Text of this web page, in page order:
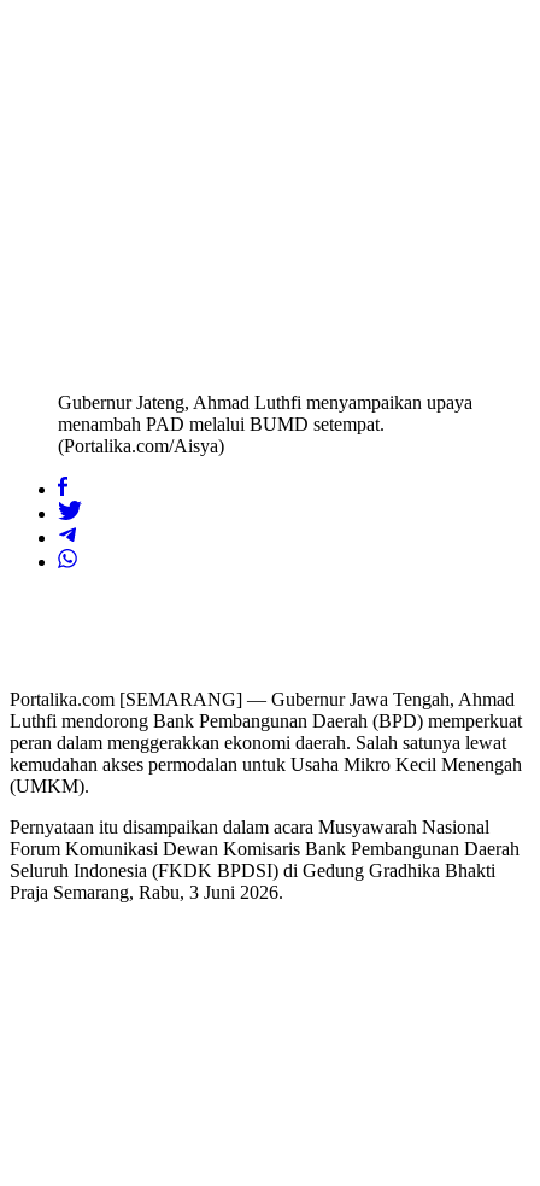
Gubernur Jateng, Ahmad Luthfi menyampaikan upaya
menambah PAD melalui BUMD setempat.
(Portalika.com/Aisya)
Portalika.com [SEMARANG] — Gubernur Jawa Tengah, Ahmad
Luthfi mendorong Bank Pembangunan Daerah (BPD) memperkuat
peran dalam menggerakkan ekonomi daerah. Salah satunya lewat
kemudahan akses permodalan untuk Usaha Mikro Kecil Menengah
(UMKM).
Pernyataan itu disampaikan dalam acara Musyawarah Nasional
Forum Komunikasi Dewan Komisaris Bank Pembangunan Daerah
Seluruh Indonesia (FKDK BPDSI) di Gedung Gradhika Bhakti
Praja Semarang, Rabu, 3 Juni 2026.